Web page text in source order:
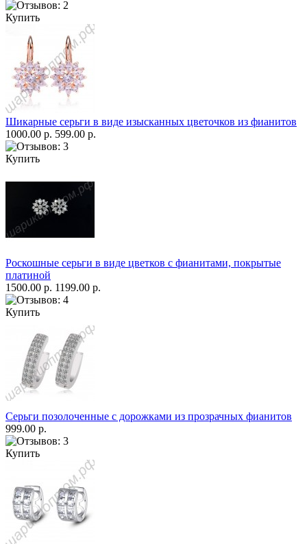
Купить
Шикарные серьги в виде изысканных цветочков из фианитов
1000.00 р. 599.00 р.
Купить
Роскошные серьги в виде цветков с фианитами, покрытые
платиной
1500.00 р. 1199.00 р.
Купить
Серьги позолоченные с дорожками из прозрачных фианитов
999.00 р.
Купить